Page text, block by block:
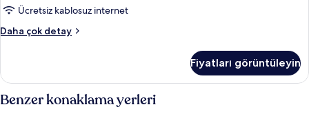
Ücretsiz kablosuz internet
Daha çok detay
Standard
fazla
detay
Fiyatları görüntüleyin
Benzer konaklama yerleri